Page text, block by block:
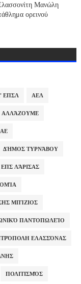
Μανώλη
ορεινού
ΕΠΣΛ ΑΕΛ
ΑΛΛΆΖΟΥΜΕ
ΔΉΜΟΣ ΤΥΡΝΆΒΟΥ
ΕΠΣ ΛΆΡΙΣΑΣ
ΜΠΊΖΙΟΣ
ΠΑΝΤΟΠΩΛΕΊΟ
ΕΛΑΣΣΌΝΑΣ
ΠΟΛΙΤΙΣΜΌΣ